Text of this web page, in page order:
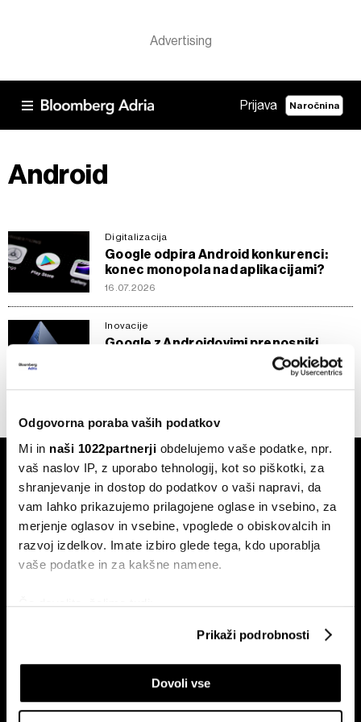
Odgovorna poraba vaših podatkov
Mi in naši 1022partnerji obdelujemo vaše podatke, npr.
vaš naslov IP, z uporabo tehnologij, kot so piškotki, za
shranjevanje in dostop do podatkov o vaši napravi, da
vam lahko prikazujemo prilagojene oglase in vsebino, za
merjenje oglasov in vsebine, vpoglede o obiskovalcih in
razvoj izdelkov. Imate izbiro glede tega, kdo uporablja
vaše podatke in za kakšne namene.
Če dovolite, želimo tudi:
Zbirati informacije o vaši geografski lokaciji, ki so
Identificirati napravo z aktivnim preverjanjem
lastnosti (odčitavanje prstnih odtisov)
Poglejte si še, kako se obdelujejo vaši osebni podatki in
Prikaži podrobnosti
Dovoli vse
Prijava Naročnina
Android
Digitalizacija
Google odpira Android konkurenci:
konec monopola nad aplikacijami?
16.07.2026
Inovacije
Google z Androidovimi prenosniki
Googlebook znova vstopa na vroč trg
Finančni trgi
Videos
Bloomberg Adria dogodki